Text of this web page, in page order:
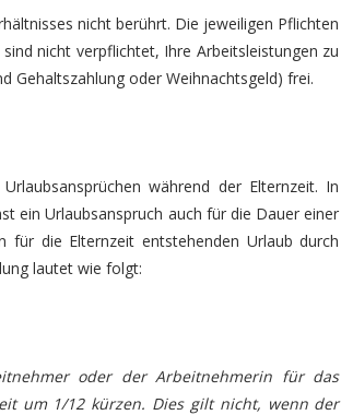
nicht berührt. Die jeweiligen Pflichten
nicht verpflichtet, Ihre Arbeitsleistungen zu
Gehaltszahlung oder Weihnachtsgeld) frei.
während der Elternzeit. In
ein Urlaubsanspruch auch für die Dauer einer
für die Elternzeit entstehenden Urlaub durch
lautet wie folgt:
oder der Arbeitnehmerin für das
um 1/12 kürzen. Dies gilt nicht, wenn der